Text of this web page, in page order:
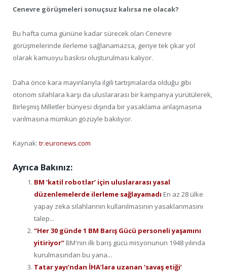
Cenevre görüşmeleri sonuçsuz kalırsa ne olacak?
Bu hafta cuma gününe kadar sürecek olan Cenevre
görüşmelerinde ilerleme sağlanamazsa, geriye tek çıkar yol
olarak kamuoyu baskısı oluşturulması kalıyor.
Daha önce kara mayınlarıyla ilgili tartışmalarda olduğu gibi
otonom silahlara karşı da uluslararası bir kampanya yürütülerek,
Birleşmiş Milletler bünyesi dışında bir yasaklama anlaşmasına
varılmasına mümkün gözüyle bakılıyor.
Kaynak: tr.euronews.com
Ayrıca Bakınız:
BM ‘katil robotlar’ için uluslararası yasal
düzenlemelerde ilerleme sağlayamadı En az 28 ülke
yapay zeka silahlarının kullanılmasının yasaklanmasını
talep...
“Her 30 günde 1 BM Barış Gücü personeli yaşamını
yitiriyor” BM'nin ilk barış gücü misyonunun 1948 yılında
kurulmasından bu yana...
Tatar yayı’ndan İHA’lara uzanan ‘savaş etiği’